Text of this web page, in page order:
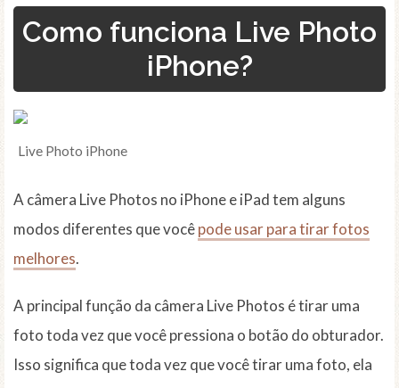
Como funciona Live Photo
iPhone?
Live Photo iPhone
A câmera Live Photos no iPhone e iPad tem alguns
modos diferentes que vocêpode usar para tirar fotos
melhores.
A principal função da câmera Live Photos é tirar uma
foto toda vez que você pressiona o botão do obturador.
Isso significa que toda vez que você tirar uma foto, ela